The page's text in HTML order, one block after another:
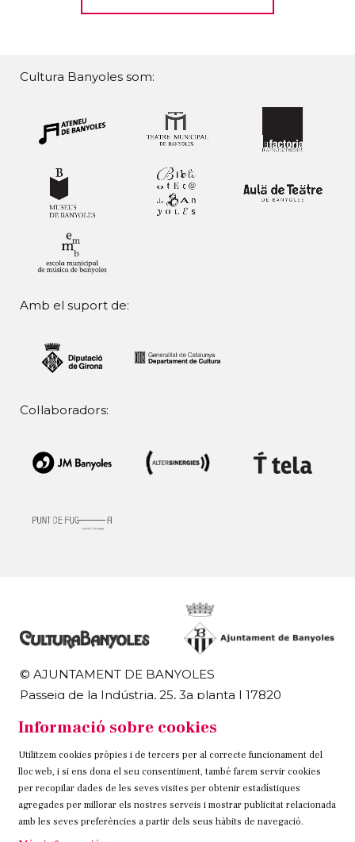
Cultura Banyoles som:
Amb el suport de:
Col·laboradors:
© AJUNTAMENT DE BANYOLES
Passeig de la Indústria, 25, 3a planta | 17820
972 58 18 48 | 972 57 00 50
Sitemap Avís Legal Ús de Cookies Contacteu
Link a instagram
Link a twitter
Link a facebook
Informació sobre cookies
Utilitzem cookies pròpies i de tercers per al correcte funcionament del
lloc web, i si ens dona el seu consentiment, també farem servir cookies
per recopilar dades de les seves visites per obtenir estadístiques
agregades per millorar els nostres serveis i mostrar publicitat relacionada
amb les seves preferències a partir dels seus hàbits de navegació.